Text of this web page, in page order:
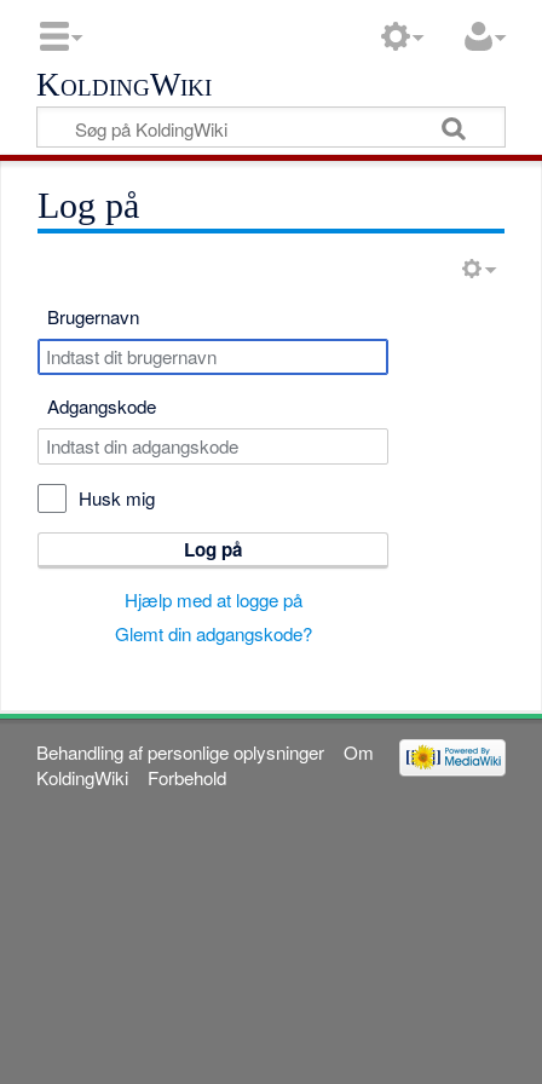
KoldingWiki
Log på
Brugernavn
Adgangskode
Husk mig
Log på
Hjælp med at logge på
Glemt din adgangskode?
Behandling af personlige oplysninger
Om
KoldingWiki
Forbehold